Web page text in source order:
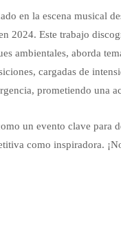
en la escena musical
2024. Este trabajo
ambientales, aborda
cargadas de
prometiendo una
un evento clave para
como inspiradora.